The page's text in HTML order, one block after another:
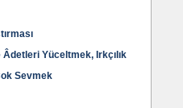
Yüceltmek, Irkçılık
Sevmek